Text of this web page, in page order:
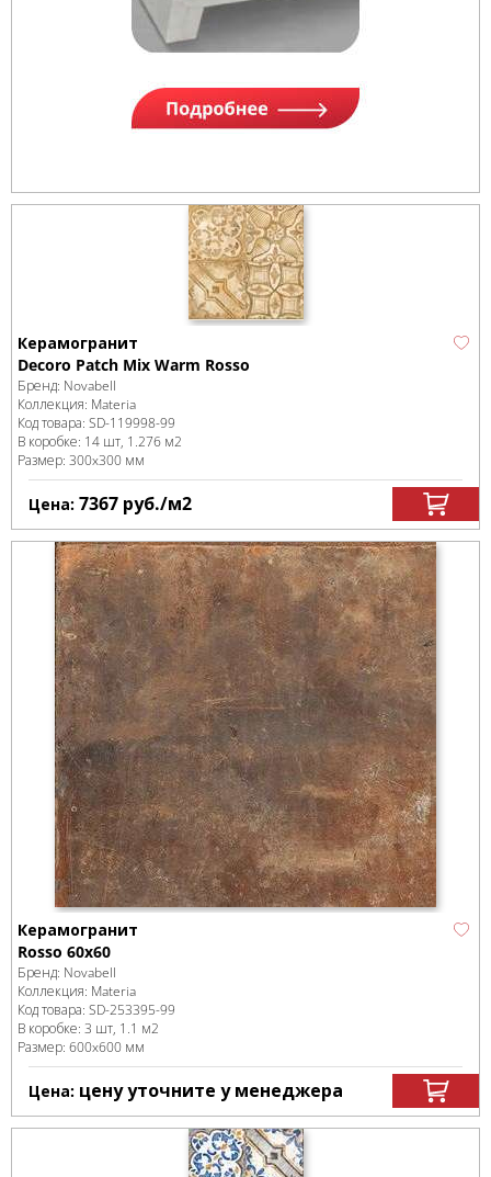
Керамогранит
Decoro Patch Mix Warm Rosso
Бренд: Novabell
Коллекция: Materia
Код товара: SD-119998-99
В коробке: 14 шт, 1.276 м2
Размер: 300x300 мм
Цена: 7367 руб./м2
Керамогранит
Rosso 60x60
Бренд: Novabell
Коллекция: Materia
Код товара: SD-253395-99
В коробке: 3 шт, 1.1 м2
Размер: 600x600 мм
Цена: цену уточните у менеджера